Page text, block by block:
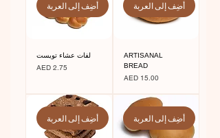
أضِف إلى العربة
ARTISANAL
BREAD
السعر
AED 15.00
أضِف إلى العربة
لفات عشاء تويست
السعر
AED 2.75
أضِف إلى العربة أضِف إلى العربة